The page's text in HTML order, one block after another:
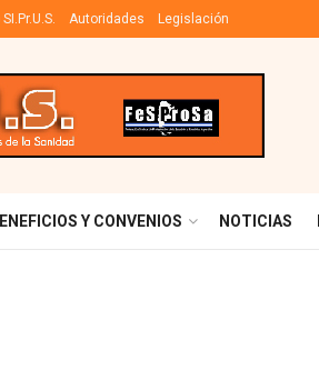
Autoridades Legislación
Y CONVENIOS NOTICIAS